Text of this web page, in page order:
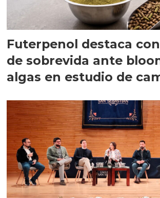
Futerpenol destaca con
de sobrevida ante
algas en estudio de